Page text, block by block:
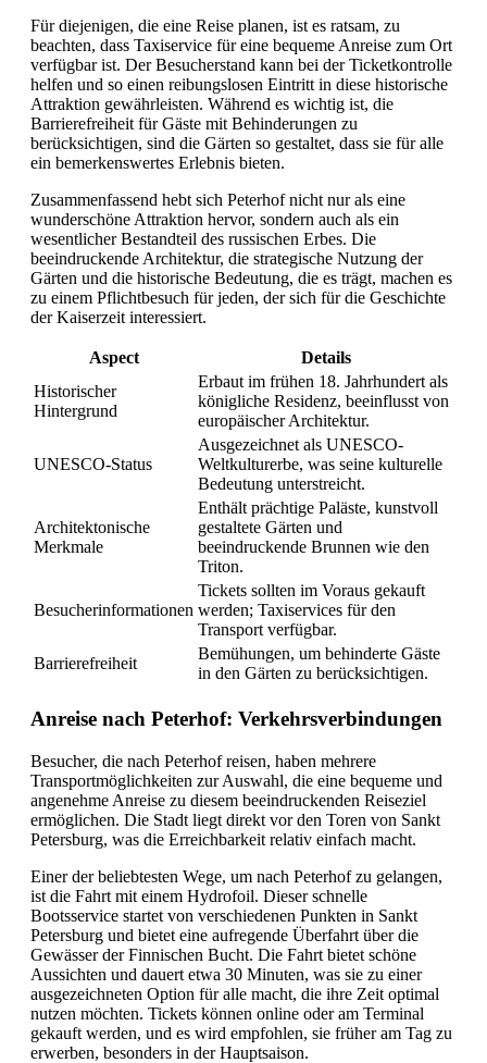
Für diejenigen, die eine Reise planen, ist es ratsam, zu
beachten, dass Taxiservice für eine bequeme Anreise zum Ort
verfügbar ist. Der Besucherstand kann bei der Ticketkontrolle
helfen und so einen reibungslosen Eintritt in diese historische
Attraktion gewährleisten. Während es wichtig ist, die
Barrierefreiheit für Gäste mit Behinderungen zu
berücksichtigen, sind die Gärten so gestaltet, dass sie für alle
ein bemerkenswertes Erlebnis bieten.
Zusammenfassend hebt sich Peterhof nicht nur als eine
wunderschöne Attraktion hervor, sondern auch als ein
wesentlicher Bestandteil des russischen Erbes. Die
beeindruckende Architektur, die strategische Nutzung der
Gärten und die historische Bedeutung, die es trägt, machen es
zu einem Pflichtbesuch für jeden, der sich für die Geschichte
der Kaiserzeit interessiert.
Aspect
Details
Historischer
Hintergrund
Erbaut im frühen 18. Jahrhundert als
königliche Residenz, beeinflusst von
europäischer Architektur.
UNESCO-Status
Ausgezeichnet als UNESCO-
Weltkulturerbe, was seine kulturelle
Bedeutung unterstreicht.
Architektonische
Merkmale
Enthält prächtige Paläste, kunstvoll
gestaltete Gärten und
beeindruckende Brunnen wie den
Triton.
Besucherinformationen
Tickets sollten im Voraus gekauft
werden; Taxiservices für den
Transport verfügbar.
Barrierefreiheit
Bemühungen, um behinderte Gäste
in den Gärten zu berücksichtigen.
Anreise nach Peterhof: Verkehrsverbindungen
Besucher, die nach Peterhof reisen, haben mehrere
Transportmöglichkeiten zur Auswahl, die eine bequeme und
angenehme Anreise zu diesem beeindruckenden Reiseziel
ermöglichen. Die Stadt liegt direkt vor den Toren von Sankt
Petersburg, was die Erreichbarkeit relativ einfach macht.
Einer der beliebtesten Wege, um nach Peterhof zu gelangen,
ist die Fahrt mit einem Hydrofoil. Dieser schnelle
Bootsservice startet von verschiedenen Punkten in Sankt
Petersburg und bietet eine aufregende Überfahrt über die
Gewässer der Finnischen Bucht. Die Fahrt bietet schöne
Aussichten und dauert etwa 30 Minuten, was sie zu einer
ausgezeichneten Option für alle macht, die ihre Zeit optimal
nutzen möchten. Tickets können online oder am Terminal
gekauft werden, und es wird empfohlen, sie früher am Tag zu
erwerben, besonders in der Hauptsaison.